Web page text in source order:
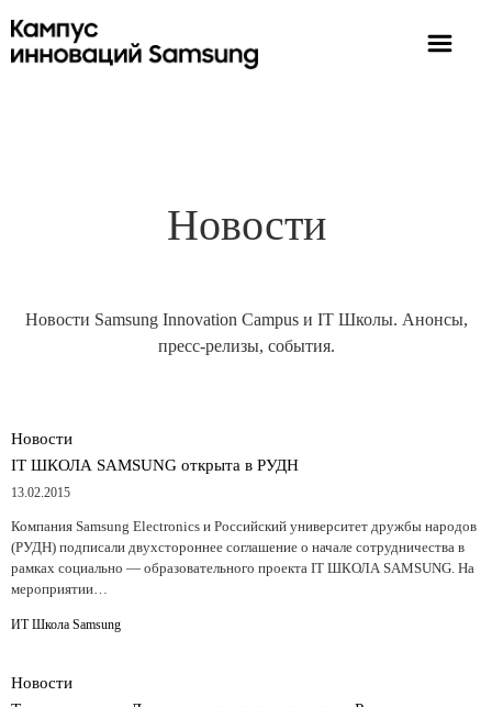
Новости
Новости Samsung Innovation Campus и IT Школы. Анонсы,
пресс-релизы, события.
Новости
IT ШКОЛА SAMSUNG открыта в РУДН
13.02.2015
Компания Samsung Electronics и Российский университет дружбы народов
(РУДН) подписали двухстороннее соглашение о начале сотрудничества в
рамках социально — образовательного проекта IT ШКОЛА SAMSUNG. На
мероприятии…
ИТ Школа Samsung
Новости